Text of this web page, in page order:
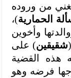
من وروده
الحمارية)،
وأخوين
شقيقين) على
هذه القضية
فرضه وهو